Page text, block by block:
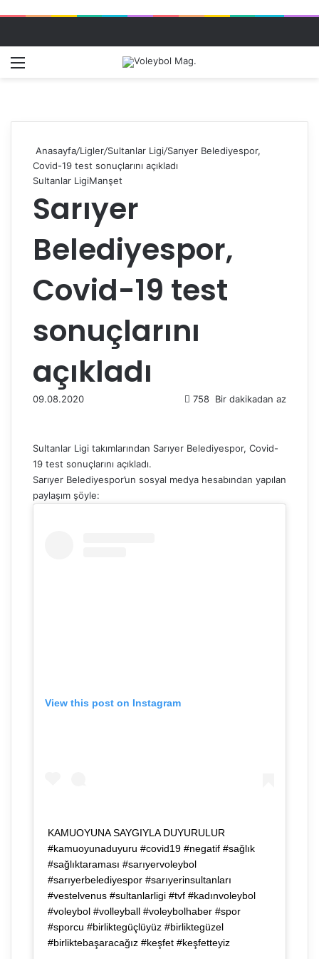
Anasayfa/Ligler/Sultanlar Ligi/Sarıyer Belediyespor,
Covid-19 test sonuçlarını açıkladı
Sultanlar LigiManşet
Sarıyer
Belediyespor,
Covid-19 test
sonuçlarını
açıkladı
09.08.2020 758 Bir dakikadan az
Sultanlar Ligi takımlarından Sarıyer Belediyespor, Covid-
19 test sonuçlarını açıkladı.
Sarıyer Belediyespor’un sosyal medya hesabından yapılan
paylaşım şöyle:
View this post on Instagram
KAMUOYUNA SAYGIYLA DUYURULUR
#kamuoyunaduyuru #covid19 #negatif #sağlık
#sağlıktaraması #sarıyervoleybol
#sarıyerbelediyespor #sarıyerinsultanları
#vestelvenus #sultanlarligi #tvf #kadınvoleybol
#voleybol #volleyball #voleybolhaber #spor
#sporcu #birliktegüçlüyüz #birliktegüzel
#birliktebaşaracağız #keşfet #keşfetteyiz